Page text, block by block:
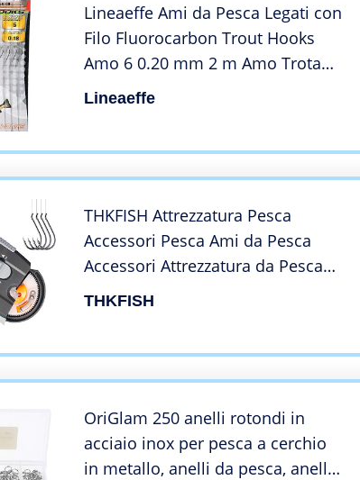
Lineaeffe Ami da Pesca Legati con
Filo Fluorocarbon Trout Hooks
Amo 6 0.20 mm 2 m Amo Trota
Lago Mare Surfcasting
Lineaeffe
THKFISH Attrezzatura Pesca
Accessori Pesca Ami da Pesca
Accessori Attrezzatura da Pesca
Portatile elettrica Automatica
THKFISH
OriGlam 250 anelli rotondi in
acciaio inox per pesca a cerchio
in metallo, anelli da pesca, anelli